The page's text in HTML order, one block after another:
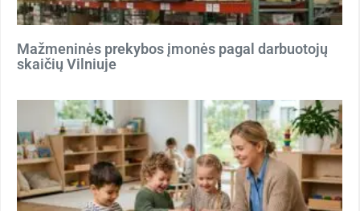
Mažmeninės prekybos įmonės pagal darbuotojų
skaičių Vilniuje